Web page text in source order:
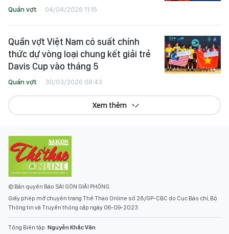
Quần vợt 04/04/2026 11:15
Quần vợt Việt Nam có suất chính
thức dự vòng loại chung kết giải trẻ
Davis Cup vào tháng 5
Quần vợt 30/03/2026 08:43
Xem thêm
© Bản quyền Báo SÀI GÒN GIẢI PHÓNG.
Giấy phép mở chuyên trang Thể Thao Online số 28/GP-CBC do Cục Báo chí, Bộ
Thông tin và Truyền thông cấp ngày 06-09-2023.
Tổng Biên tập: Nguyễn Khắc Văn